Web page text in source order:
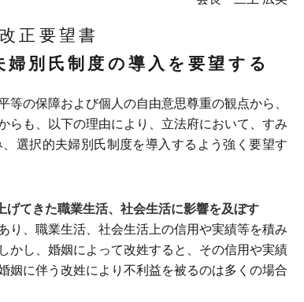
正要望書
婦別氏制度の導入を要望する
の保障および個人の自由意思尊重の観点から、
らも、以下の理由により、立法府において、すみ
選択的夫婦別氏制度を導入するよう強く要望す
てきた職業生活、社会生活に影響を及ぼす
り、職業生活、社会生活上の信用や実績等を積み
かし、婚姻によって改姓すると、その信用や実績
姻に伴う改姓により不利益を被るのは多くの場合